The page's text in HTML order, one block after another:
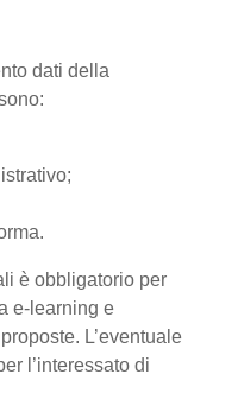
dati della
è obbligatorio per
e-learning e
L’eventuale
l’interessato di